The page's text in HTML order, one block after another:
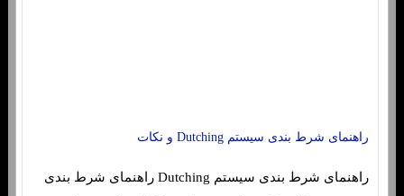
راهنمای شرط بندی سیستم Dutching و نکات
راهنمای شرط بندی سیستم Dutching راهنمای شرط بندی